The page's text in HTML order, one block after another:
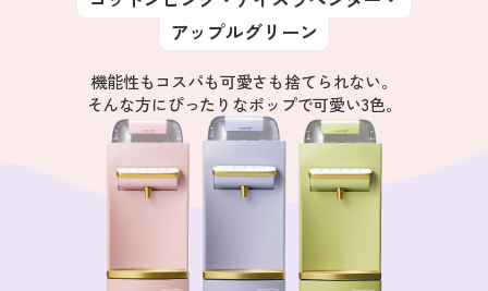
アップルグリーン
機能性もコスパも可愛さも捨てられない。
そんな方にぴったりなポップで可愛い3色。